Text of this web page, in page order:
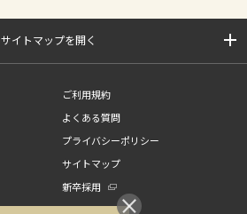
サイトマップを開く
ご利用規約
よくある質問
プライバシーポリシー
サイトマップ
新卒採用